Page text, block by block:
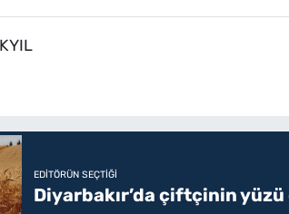
EDITÖRÜN SEÇTIĞI
Diyarbakır’da çiftçinin